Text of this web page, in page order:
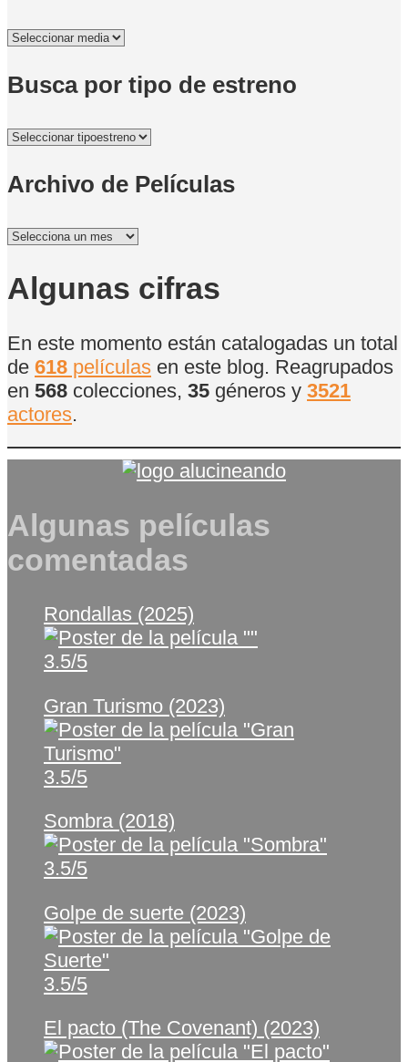
Busca por tipo de estreno
Archivo de Películas
Archivo
Películas
Algunas cifras
En este momento están catalogadas un total
de 618 películas en este blog. Reagrupados
en 568 colecciones, 35 géneros y 3521
actores.
Algunas películas
comentadas
Rondallas (2025)
3.5/5
Gran Turismo (2023)
3.5/5
Sombra (2018)
3.5/5
Golpe de suerte (2023)
3.5/5
El pacto (The Covenant) (2023)